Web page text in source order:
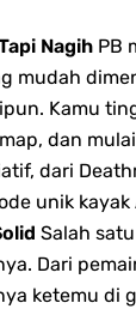
Nagih PB
mudah
Kamu
dan
dari
unik kayak
Salah
Dari
ketemu di